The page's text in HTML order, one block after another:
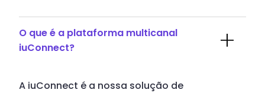
O que é a plataforma multicanal
iuConnect?
A iuConnect é a nossa solução de